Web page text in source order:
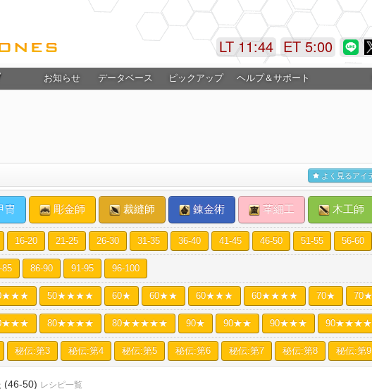
ET 5:00
LT 11:44
お知らせ データベース ピックアップ ヘルプ＆サポート
よく見るアイ
冑 彫金師 裁縫師 錬金術 革細工 木工師
16-20 21-25 26-30 31-35 36-40 41-45 46-50 51-55 56-60
85 86-90 91-95 96-100
50★★★★ 60★ 60★★ 60★★★ 60★★★★ 70★
80★★★★ 80★★★★★ 90★ 90★★ 90★★★ 90★★★★
秘伝:第3 秘伝:第4 秘伝:第5 秘伝:第6 秘伝:第7 秘伝:第8 秘伝:第9
(46-50) レシピ一覧